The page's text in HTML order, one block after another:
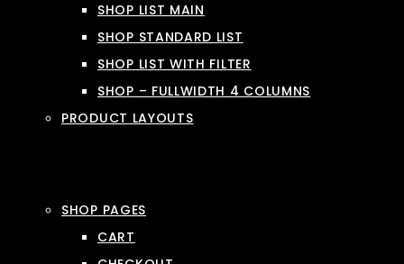
SHOP LIST MAIN
SHOP STANDARD LIST
SHOP LIST WITH FILTER
SHOP – FULLWIDTH 4 COLUMNS
PRODUCT LAYOUTS
SHOP PAGES
CART